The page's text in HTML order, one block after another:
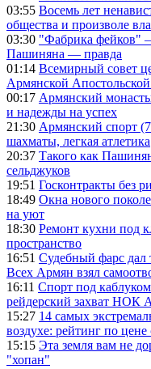
03:55 Восемь лет
общества и произволе
03:30 "Фабрика фейков"
Пашиняна — правда
01:14 Всемирный совет
Армянской
00:17 Армянский
и надежды на успех
21:30 Армянский спорт (7
шахматы, легкая атлетика
20:37 Такого как
сельджуков
19:51 Госконтракты без
18:49 Окна нового
на уют
18:30 Ремонт кухни под
пространство
16:51 Судебный фарс дал
Всех Армян взял
16:11 Спорт под
рейдерский захват НОК
15:27 14 самых
воздухе: рейтинг по
15:15 Эта земля вам не
"хопан"